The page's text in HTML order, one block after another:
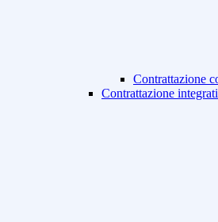
Contrattazione
Contrattazione